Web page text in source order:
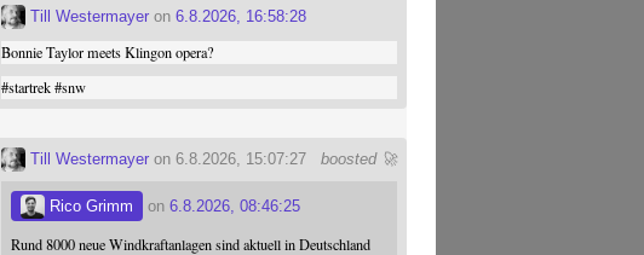
Till Westermayer on6.8.2026, 16:58:28
Bonnie Taylor meets Klingon opera?
#startrek #snw
boosted 🚀
Till Westermayer on 6.8.2026, 15:07:27
Rico Grimm on6.8.2026, 08:46:25
Rund 8000 neue Windkraftanlagen sind aktuell in Deutschland